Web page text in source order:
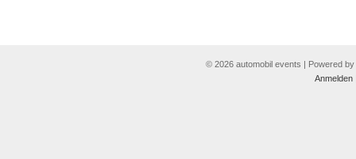
© 2026 automobil events | Powered by
Anmelden|